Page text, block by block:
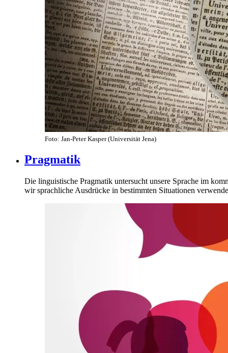
Foto: Jan-Peter Kasper (Universität Jena)
Pragmatik
Die linguistische Pragmatik untersucht unsere Sprache im
wir sprachliche Ausdrücke in bestimmten Situationen